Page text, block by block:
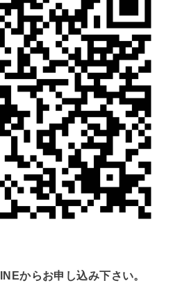
からお申し込み下さい。